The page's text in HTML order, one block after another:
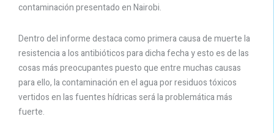
contaminación presentado en Nairobi.
Dentro del informe destaca como primera causa de muerte la
resistencia a los antibióticos para dicha fecha y esto es de las
cosas más preocupantes puesto que entre muchas causas
para ello, la contaminación en el agua por residuos tóxicos
vertidos en las fuentes hídricas será la problemática más
fuerte.